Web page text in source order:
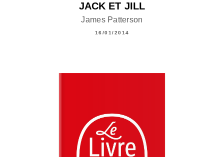
JACK ET JILL
James Patterson
16/01/2014